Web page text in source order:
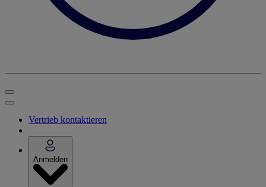
Vertrieb kontaktieren
Anmelden